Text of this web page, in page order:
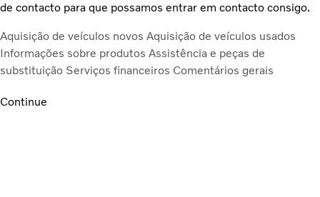
de contacto para que possamos entrar em contacto consigo.
Aquisição de veículos novos Aquisição de veículos usados
Informações sobre produtos Assistência e peças de
substituição Serviços financeiros Comentários gerais
Continue